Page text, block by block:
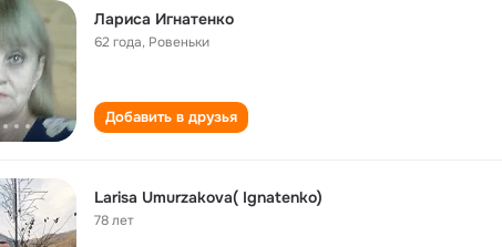
Лариса Игнатенко
62 года, Ровеньки
Добавить в друзья
Larisa Umurzakova( Ignatenko)
78 лет